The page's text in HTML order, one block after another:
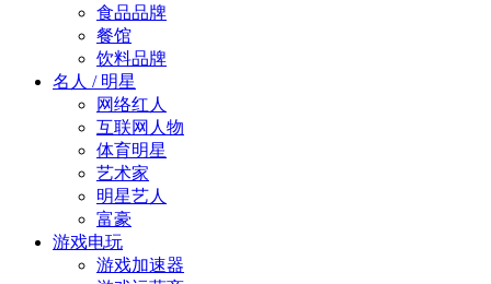
食品品牌
餐馆
饮料品牌
名人 / 明星
网络红人
互联网人物
体育明星
艺术家
明星艺人
富豪
游戏电玩
游戏加速器